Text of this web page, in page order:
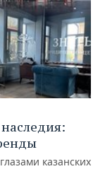
казанских